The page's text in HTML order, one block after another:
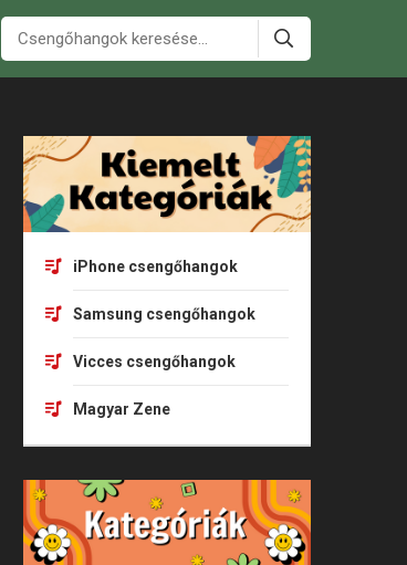
iPhone csengőhangok
Samsung csengőhangok
Vicces csengőhangok
Magyar Zene